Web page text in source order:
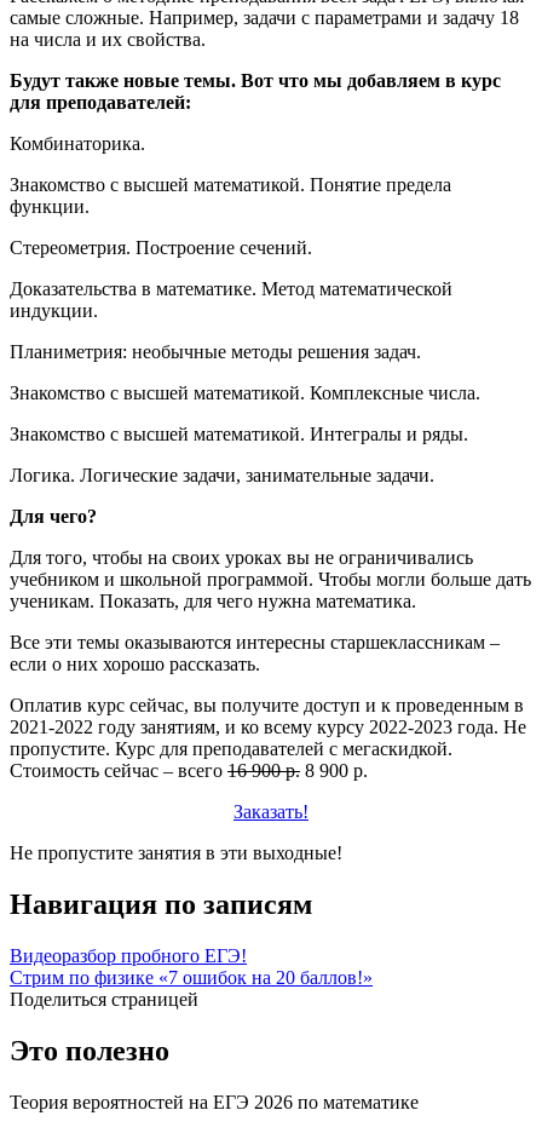
самые сложные. Например, задачи с параметрами и задачу 18
на числа и их свойства.
Будут также новые темы. Вот что мы добавляем в курс
для преподавателей:
Комбинаторика.
Знакомство с высшей математикой. Понятие предела
функции.
Стереометрия. Построение сечений.
Доказательства в математике. Метод математической
индукции.
Планиметрия: необычные методы решения задач.
Знакомство с высшей математикой. Комплексные числа.
Знакомство с высшей математикой. Интегралы и ряды.
Логика. Логические задачи, занимательные задачи.
Для чего?
Для того, чтобы на своих уроках вы не ограничивались
учебником и школьной программой. Чтобы могли больше дать
ученикам. Показать, для чего нужна математика.
Все эти темы оказываются интересны старшеклассникам –
если о них хорошо рассказать.
Оплатив курс сейчас, вы получите доступ и к проведенным в
2021-2022 году занятиям, и ко всему курсу 2022-2023 года. Не
пропустите. Курс для преподавателей с мегаскидкой.
Стоимость сейчас – всего 16 900 р. 8 900 р.
Заказать!
Не пропустите занятия в эти выходные!
Навигация по записям
Видеоразбор пробного ЕГЭ!
Cтрим по физике «7 ошибок на 20 баллов!»
Поделиться страницей
Это полезно
Теория вероятностей на ЕГЭ 2026 по математике